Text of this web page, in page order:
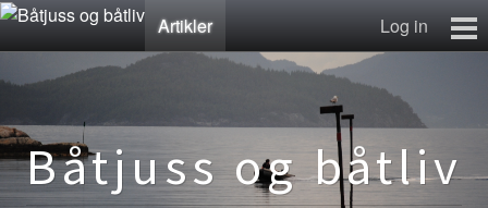
Artikler Log in
Lenkesamling
Kontakt
Båtjuss og båtliv